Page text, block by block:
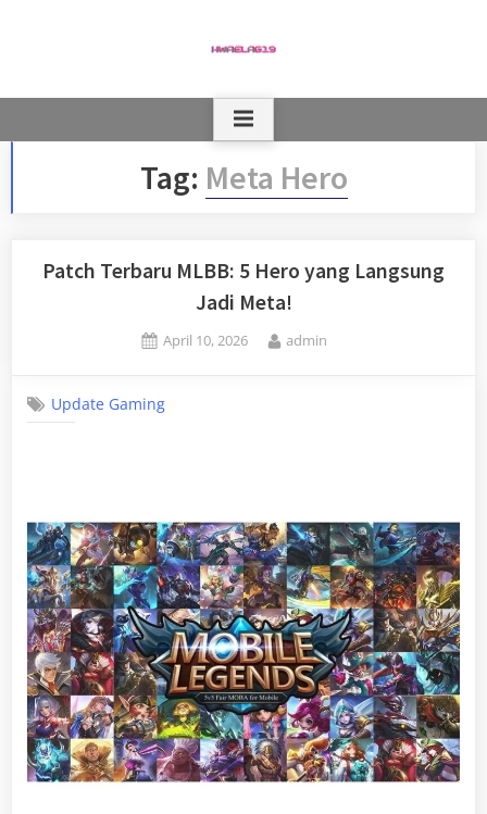
Tag: Meta Hero
Patch Terbaru MLBB: 5 Hero yang Langsung
Jadi Meta!
Posted
April 10, 2026 By
admin
Update Gaming